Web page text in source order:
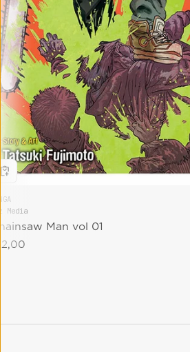
Media
Man vol 01
price